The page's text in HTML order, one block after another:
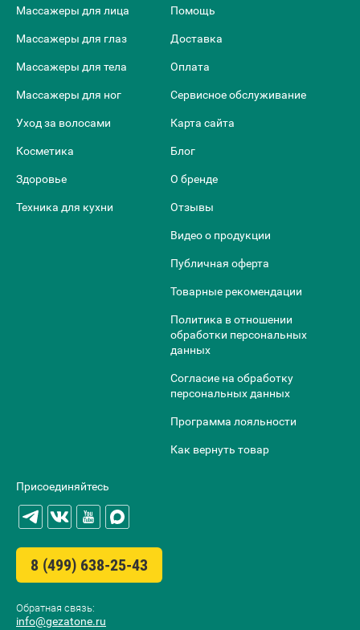
Массажеры для лица
Массажеры для глаз
Массажеры для тела
Массажеры для ног
Уход за волосами
Косметика
Здоровье
Техника для кухни
Помощь
Доставка
Оплата
Сервисное обслуживание
Карта сайта
Блог
О бренде
Отзывы
Видео о продукции
Публичная оферта
Товарные рекомендации
Политика в отношении
обработки персональных
данных
Согласие на обработку
персональных данных
Программа лояльности
Как вернуть товар
Присоединяйтесь
8 (499) 638-25-43
Обратная связь:
info@gezatone.ru